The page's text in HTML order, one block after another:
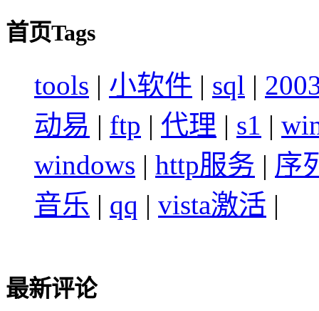
首页Tags
tools | 小软件 | sql |
动易 | ftp | 代理 | s1 |
windows | http服务 | 序
音乐 | qq | vista激活 |
最新评论